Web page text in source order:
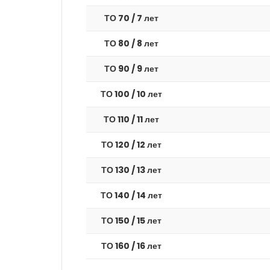
ТО 70 / 7 лет
ТО 80 / 8 лет
ТО 90 / 9 лет
ТО 100 / 10 лет
ТО 110 / 11 лет
ТО 120 / 12 лет
ТО 130 / 13 лет
ТО 140 / 14 лет
ТО 150 / 15 лет
ТО 160 / 16 лет